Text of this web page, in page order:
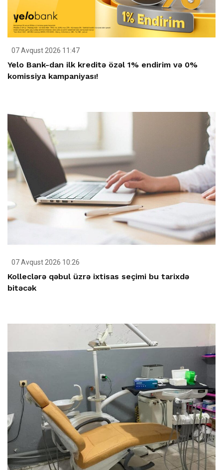
07 Avqust 2026 11:47
Yelo Bank-dan ilk kreditə özəl 1% endirim və 0%
komissiya kampaniyası!
07 Avqust 2026 10:26
Kolleclərə qəbul üzrə ixtisas seçimi bu tarixdə
bitəcək